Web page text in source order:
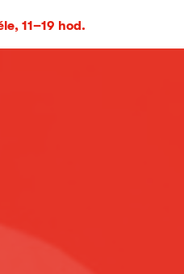
11–19 hod.